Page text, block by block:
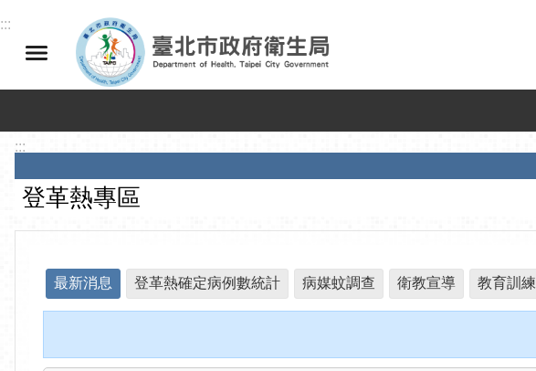
跳到主要內容區塊
:::
:::
登革熱專區
最新消息 登革熱確定病例數統計 病媒蚊調查 衛教宣導 教育訓練